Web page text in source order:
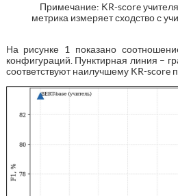
Примечание: KR-score
метрика измеряет сходство с
На рисунке 1 показано
конфигураций. Пунктирная линия –
соответствуют наилучшему KR-score